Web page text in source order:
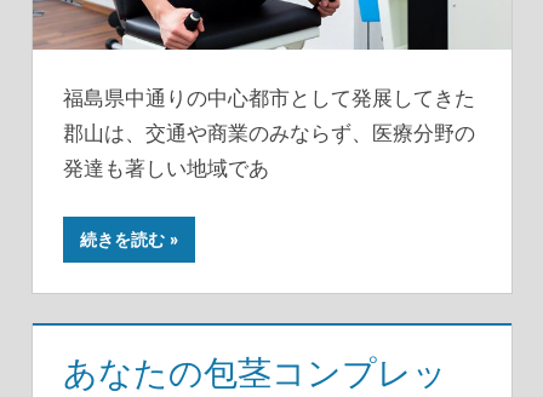
福島県中通りの中心都市として発展してきた
郡山は、交通や商業のみならず、医療分野の
発達も著しい地域であ
続きを読む
あなたの包茎コンプレッ